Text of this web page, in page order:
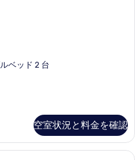
ベッド 2 台
空室状況と料金を確認
ミニバーのアイテム (無料)、セーフ